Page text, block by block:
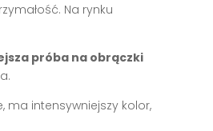
Na rynku
próba na obrączki
ma intensywniejszy kolor,